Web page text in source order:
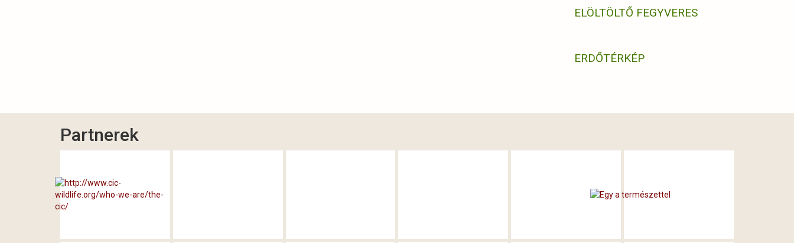
ELÖLTÖLTŐ FEGYVERES
ERDŐTÉRKÉP
Partnerek